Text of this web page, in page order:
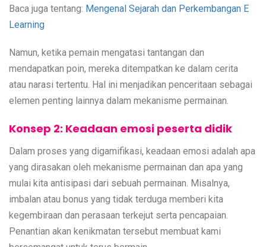
Baca juga tentang: Mengenal Sejarah dan Perkembangan E
Learning
Namun, ketika pemain mengatasi tantangan dan
mendapatkan poin, mereka ditempatkan ke dalam cerita
atau narasi tertentu. Hal ini menjadikan penceritaan sebagai
elemen penting lainnya dalam mekanisme permainan.
Konsep 2: Keadaan emosi peserta didik
Dalam proses yang digamifikasi, keadaan emosi adalah apa
yang dirasakan oleh mekanisme permainan dan apa yang
mulai kita antisipasi dari sebuah permainan. Misalnya,
imbalan atau bonus yang tidak terduga memberi kita
kegembiraan dan perasaan terkejut serta pencapaian.
Penantian akan kenikmatan tersebut membuat kami